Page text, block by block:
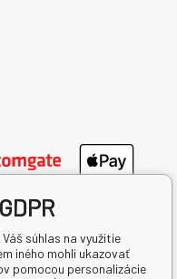
súhlas na využitie
iného mohli ukazovať
pomocou personalizácie